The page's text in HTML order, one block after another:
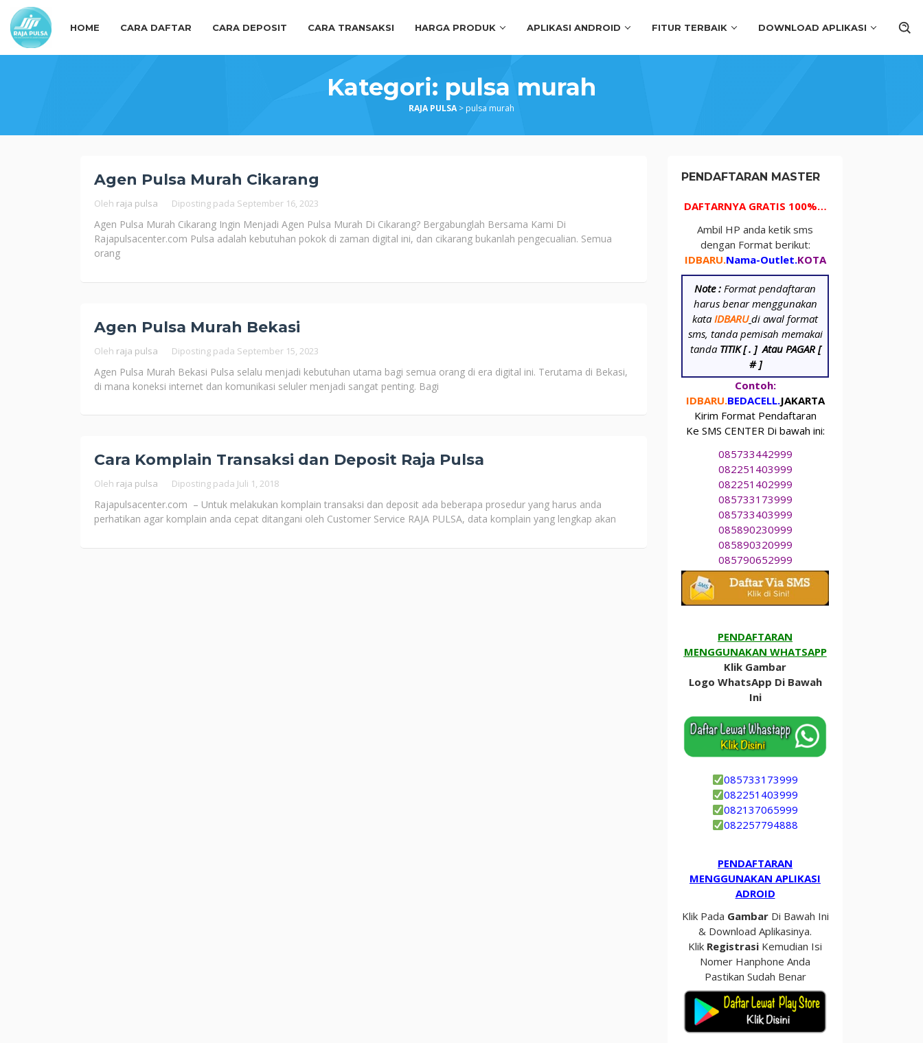
Loncat
ke
konten
HOME CARA DAFTAR CARA DEPOSIT CARA TRANSAKSI HARGA PRODUK APLIKASI ANDROID FITUR TERBAIK DOWNLOAD APLIKASI
Kategori: pulsa murah
RAJA PULSA> pulsa murah
Agen Pulsa Murah Cikarang
Oleh raja pulsa Diposting pada September 16, 2023
Agen Pulsa Murah Cikarang Ingin Menjadi Agen Pulsa Murah Di Cikarang? Bergabunglah Bersama Kami Di
Rajapulsacenter.com Pulsa adalah kebutuhan pokok di zaman digital ini, dan cikarang bukanlah pengecualian. Semua
orang
Agen Pulsa Murah Bekasi
Oleh raja pulsa Diposting pada September 15, 2023
Agen Pulsa Murah Bekasi Pulsa selalu menjadi kebutuhan utama bagi semua orang di era digital ini. Terutama di Bekasi,
di mana koneksi internet dan komunikasi seluler menjadi sangat penting. Bagi
Cara Komplain Transaksi dan Deposit Raja Pulsa
Oleh raja pulsa Diposting pada Juli 1, 2018
Rajapulsacenter.com – Untuk melakukan komplain transaksi dan deposit ada beberapa prosedur yang harus anda
perhatikan agar komplain anda cepat ditangani oleh Customer Service RAJA PULSA, data komplain yang lengkap akan
PENDAFTARAN MASTER
DAFTARNYA GRATIS 100%…
Ambil HP anda ketik sms
dengan Format berikut:
IDBARU.Nama-Outlet.KOTA
Note : Format pendaftaran
harus benar menggunakan
kata IDBARU di awal format
sms, tanda pemisah memakai
tanda TITIK [ . ]Atau PAGAR [
# ]
Contoh:
IDBARU.BEDACELL.JAKARTA
Kirim Format Pendaftaran
Ke SMS CENTER Di bawah ini:
085733442999
082251403999
082251402999
085733173999
085733403999
085890230999
085890320999
085790652999
PENDAFTARAN
MENGGUNAKAN WHATSAPP
Klik Gambar
Logo WhatsApp Di Bawah
Ini
085733173999
082251403999
082137065999
082257794888
PENDAFTARAN
MENGGUNAKAN APLIKASI
ADROID
Klik Pada Gambar Di Bawah Ini
& Download Aplikasinya.
Klik Registrasi Kemudian Isi
Nomer Hanphone Anda
Pastikan Sudah Benar